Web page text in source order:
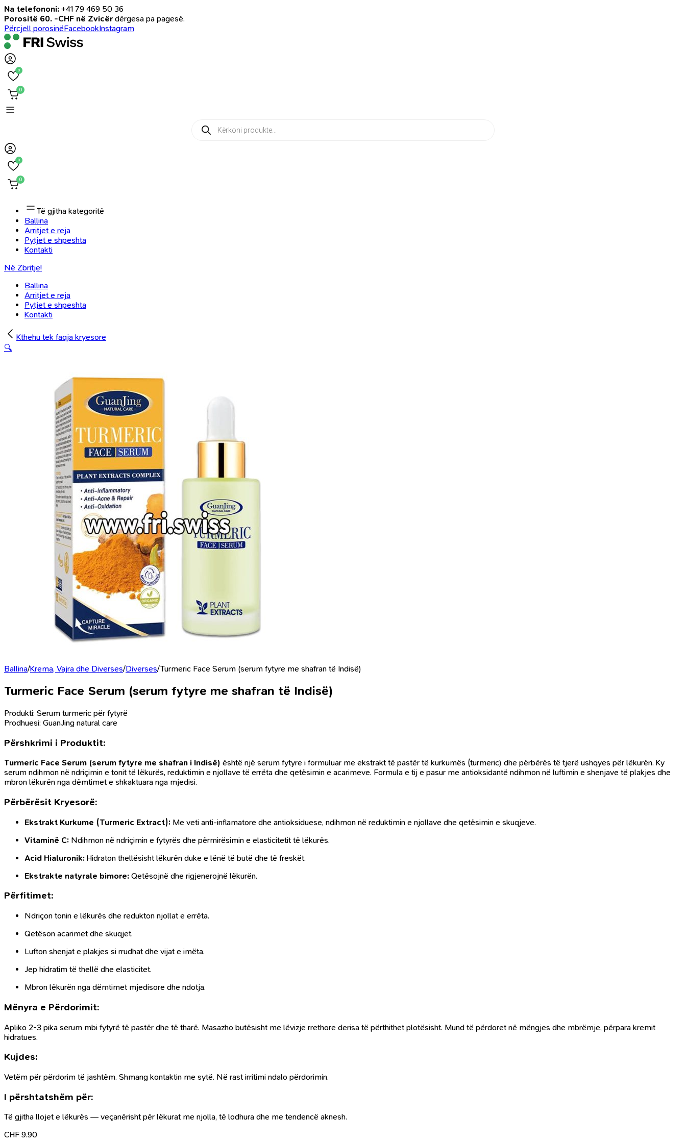
Na telefononi: +41 79 469 50 36
Porositë 60. -CHF në Zvicër dërgesa pa pagesë.
Përcjell porosinëFacebookInstagram
0
0
Products
search
0
0
Të gjitha kategoritë
Ballina
Arritjet e reja
Pytjet e shpeshta
Kontakti
Në Zbritje!
Ballina
Arritjet e reja
Pytjet e shpeshta
Kontakti
Kthehu tek faqja kryesore
🔍
Ballina/Krema, Vajra dhe Diverses/Diverses/Turmeric Face Serum (serum fytyre me shafran të Indisë)
Turmeric Face Serum (serum fytyre me shafran të Indisë)
Produkti: Serum turmeric për fytyrë
Prodhuesi: GuanJing natural care
Përshkrimi i Produktit:
Turmeric Face Serum (serum fytyre me shafran i Indisë) është një serum fytyre i formuluar me ekstrakt të pastër të kurkumës (turmeric) dhe përbërës të tjerë ushqyes për lëkurën. Ky
serum ndihmon në ndriçimin e tonit të lëkurës, reduktimin e njollave të errëta dhe qetësimin e acarimeve. Formula e tij e pasur me antioksidantë ndihmon në luftimin e shenjave të plakjes dhe
mbron lëkurën nga dëmtimet e shkaktuara nga mjedisi.
Përbërësit Kryesorë:
Ekstrakt Kurkume (Turmeric Extract): Me veti anti-inflamatore dhe antioksiduese, ndihmon në reduktimin e njollave dhe qetësimin e skuqjeve.
Vitaminë C: Ndihmon në ndriçimin e fytyrës dhe përmirësimin e elasticitetit të lëkurës.
Acid Hialuronik: Hidraton thellësisht lëkurën duke e lënë të butë dhe të freskët.
Ekstrakte natyrale bimore: Qetësojnë dhe rigjenerojnë lëkurën.
Përfitimet:
Ndriçon tonin e lëkurës dhe redukton njollat e errëta.
Qetëson acarimet dhe skuqjet.
Lufton shenjat e plakjes si rrudhat dhe vijat e imëta.
Jep hidratim të thellë dhe elasticitet.
Mbron lëkurën nga dëmtimet mjedisore dhe ndotja.
Mënyra e Përdorimit:
Apliko 2-3 pika serum mbi fytyrë të pastër dhe të tharë. Masazho butësisht me lëvizje rrethore derisa të përthithet plotësisht. Mund të përdoret në mëngjes dhe mbrëmje, përpara kremit
hidratues.
Kujdes:
Vetëm për përdorim të jashtëm. Shmang kontaktin me sytë. Në rast irritimi ndalo përdorimin.
I përshtatshëm për:
Të gjitha llojet e lëkurës — veçanërisht për lëkurat me njolla, të lodhura dhe me tendencë aknesh.
CHF 9.90